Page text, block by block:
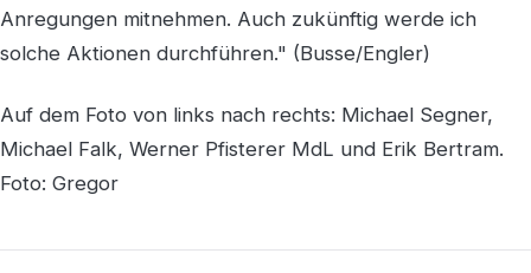
Anregungen mitnehmen. Auch zukünftig werde ich
solche Aktionen durchführen." (Busse/Engler)
Auf dem Foto von links nach rechts: Michael Segner,
Michael Falk, Werner Pfisterer MdL und Erik Bertram.
Foto: Gregor